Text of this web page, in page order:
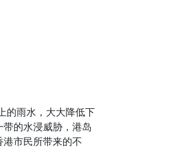
的雨水，大大降低下
的水浸威胁，港岛
市民所带来的不